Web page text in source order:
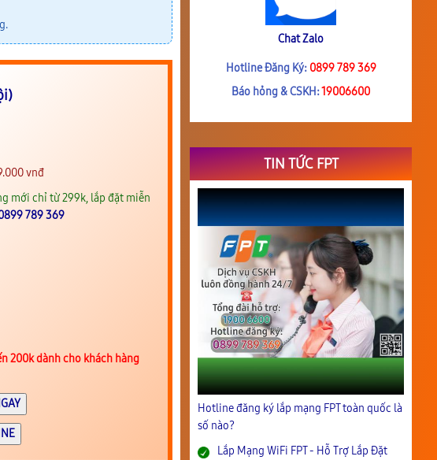
vnđ
mới chỉ từ 299k, lắp đặt miễn
789 369
200k dành cho khách hàng
Chat Zalo
Hotline Đăng Ký: 0899 789 369
Báo hỏng & CSKH:19006600
TIN TỨC FPT
Hotline đăng ký lắp mạng FPT toàn quốc là
số nào?
Lắp Mạng WiFi FPT - Hỗ Trợ Lắp Đặt